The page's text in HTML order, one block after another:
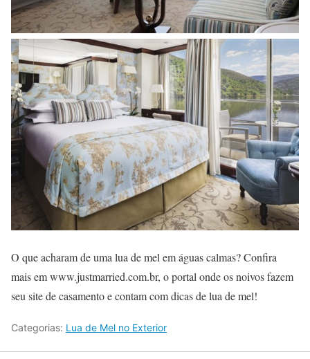
O que acharam de uma lua de mel em águas calmas? Confira
mais em www.justmarried.com.br, o portal onde os noivos fazem
seu site de casamento e contam com dicas de lua de mel!
Categorias: Lua de Mel no Exterior